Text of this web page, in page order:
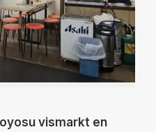
vismarkt en